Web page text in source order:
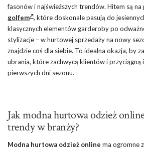
fasonów i najświeższych trendów. Hitem są na
golfem , które doskonale pasują do
klasycznych elementów garderoby po
stylizacje – w hurtowej sprzedaży na nowy
znajdzie coś dla siebie. To idealna okazja, by
ubrania, które zachwycą klientów i przyciągną
pierwszych dni sezonu.
Jak modna hurtowa odzież
trendy w branży?
Modna hurtowa odzież online ma ogromne